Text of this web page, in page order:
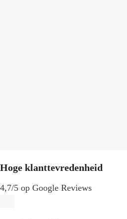
Hoge klanttevredenheid
4,7/5 op Google Reviews